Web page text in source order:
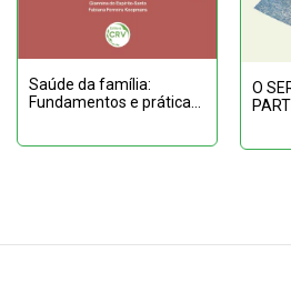
Saúde da família:
Fundamentos e práticas
O